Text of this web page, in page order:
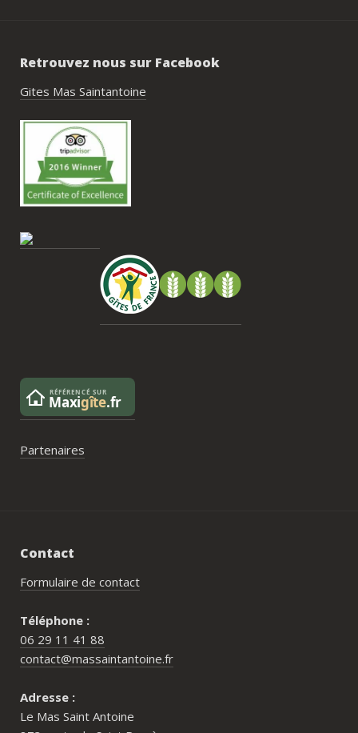
piscine, nature, tranquillité, nombreux
hébergements et beaucoup d’activités à
très beau souvenir de ce week-end et
nous recommandons le Mas Saint-
Antoine sans hésitation.**La seule petite
contrainte du week-end concerne la
gestion des déchets, puisqu’il n’y a pas
de tri directement sur le domaine et qu’il
faut se rendre au village. Cela ne nous a
pas posé de véritable problème, mais ce
serait un vrai plus à l’avenir.
Retrouvez nous sur Facebook
Gites Mas Saintantoine
Partenaires
Contact
Formulaire de contact
Téléphone :
06 29 11 41 88
contact@massaintantoine.fr
Adresse :
Le Mas Saint Antoine